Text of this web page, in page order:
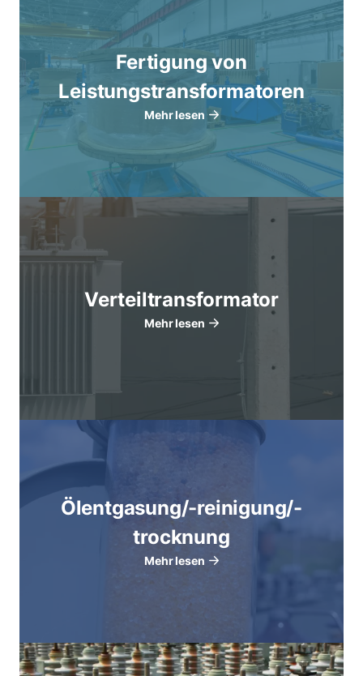
Fertigung von
Leistungstransformatoren
Mehr lesen
Verteiltransformator
Mehr lesen
Ölentgasung/-reinigung/-
trocknung
Mehr lesen